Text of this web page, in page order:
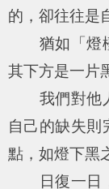
的，卻往往是
猶如「燈檯
其下方是一片
我們對他人
自己的缺失則
點，如燈下黑
日復一日，